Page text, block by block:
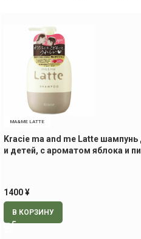
MA&ME LATTE
Kracie ma and me Latte
и детей, с ароматом яблока и
1400¥
В КОРЗИНУ